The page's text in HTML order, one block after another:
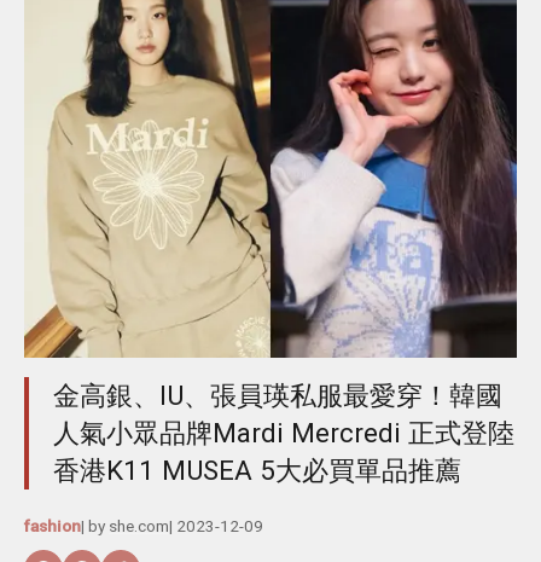
金高銀、IU、張員瑛私服最愛穿！韓國
人氣小眾品牌Mardi Mercredi 正式登陸
香港K11 MUSEA 5大必買單品推薦
fashion| by she.com| 2023-12-09